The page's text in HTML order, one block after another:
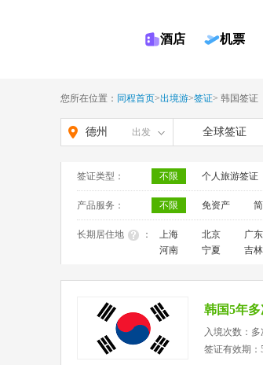
酒店 机票
您所在位置： 同程首页>出境游>签证> 韩国签证
德州 出发 全球签证
签证类型： 不限 个人旅游签证
产品服务： 不限 免资产
长期居住地 ： 上海 北京 广东
河南
宁夏 吉林
韩国5年
入境次数：多
签证有效期